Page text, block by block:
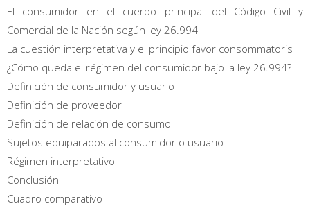
El consumidor en el cuerpo principal del Código Civil y
Comercial de la Nación según ley 26.994
La cuestión interpretativa y el principio favor consommatoris
¿Cómo queda el régimen del consumidor bajo la ley 26.994?
Definición de consumidor y usuario
Definición de proveedor
Definición de relación de consumo
Sujetos equiparados al consumidor o usuario
Régimen interpretativo
Conclusión
Cuadro comparativo